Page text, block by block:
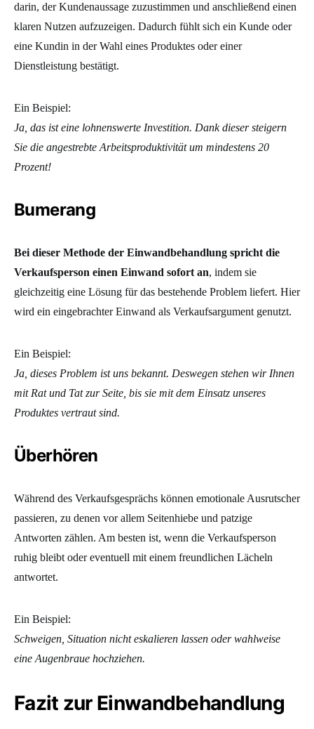
darin, der Kundenaussage zuzustimmen und anschließend einen
klaren Nutzen aufzuzeigen. Dadurch fühlt sich ein Kunde oder
eine Kundin in der Wahl eines Produktes oder einer
Dienstleistung bestätigt.
Ein Beispiel:
Ja, das ist eine lohnenswerte Investition. Dank dieser steigern
Sie die angestrebte Arbeitsproduktivität um mindestens 20
Prozent!
Bumerang
Bei dieser Methode der Einwandbehandlung spricht die
Verkaufsperson einen Einwand sofort an, indem sie
gleichzeitig eine Lösung für das bestehende Problem liefert. Hier
wird ein eingebrachter Einwand als Verkaufsargument genutzt.
Ein Beispiel:
Ja, dieses Problem ist uns bekannt. Deswegen stehen wir Ihnen
mit Rat und Tat zur Seite, bis sie mit dem Einsatz unseres
Produktes vertraut sind.
Überhören
Während des Verkaufsgesprächs können emotionale Ausrutscher
passieren, zu denen vor allem Seitenhiebe und patzige
Antworten zählen. Am besten ist, wenn die Verkaufsperson
ruhig bleibt oder eventuell mit einem freundlichen Lächeln
antwortet.
Ein Beispiel:
Schweigen, Situation nicht eskalieren lassen oder wahlweise
eine Augenbraue hochziehen.
Fazit zur Einwandbehandlung